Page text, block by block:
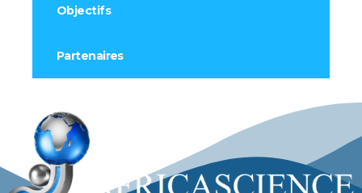
Objectifs
Partenaires